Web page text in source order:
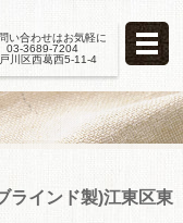
い合わせはお気軽に
03-3689-7204
川区西葛西5-11-4
ラインド製)江東区東